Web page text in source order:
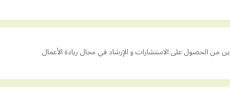
من الحصول على الاستشارات و الإرشاد في مجال ريادة الأعمال